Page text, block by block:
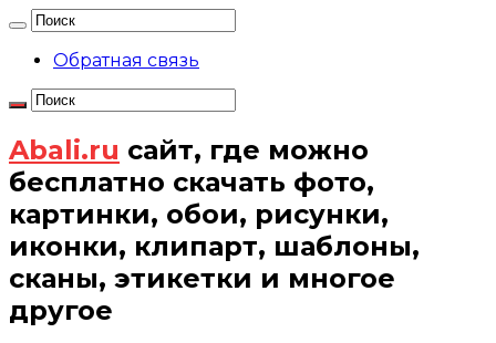
Обратная связь
Abali.ru сайт, где можно
бесплатно скачать фото,
картинки, обои, рисунки,
иконки, клипарт, шаблоны,
сканы, этикетки и многое
другое